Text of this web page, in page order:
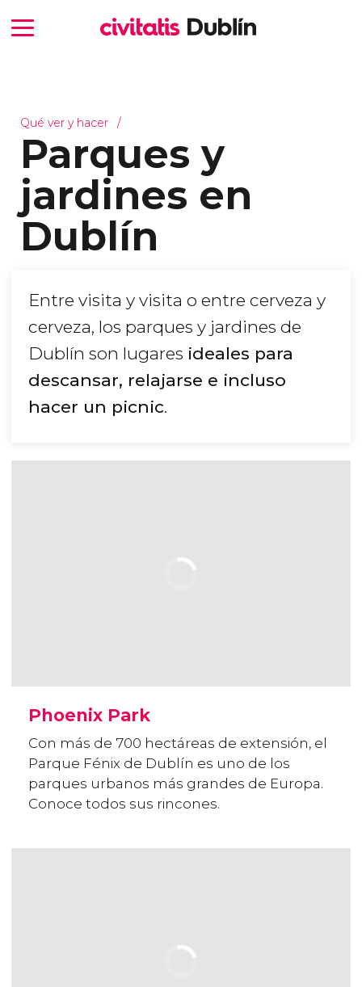
Qué ver y hacer
Parques y
jardines en
Dublín
Entre visita y visita o entre cerveza y
cerveza, los parques y jardines de
Dublín son lugares ideales para
descansar, relajarse e incluso
hacer un picnic.
Phoenix Park
Con más de 700 hectáreas de extensión, el
Parque Fénix de Dublín es uno de los
parques urbanos más grandes de Europa.
Conoce todos sus rincones.